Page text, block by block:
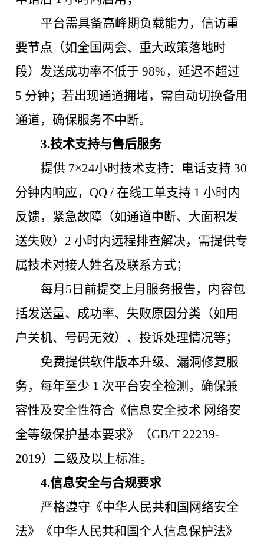
平台需具备高峰期负载能力，信访重
要节点（如全国两会、重大政策落地时
段）发送成功率不低于 98%，延迟不超过
5 分钟；若出现通道拥堵，需自动切换备用
通道，确保服务不中断。
3.技术支持与售后服务
提供 7×24小时技术支持：电话支持 30
分钟内响应，QQ / 在线工单支持 1 小时内
反馈，紧急故障（如通道中断、大面积发
送失败）2 小时内远程排查解决，需提供专
属技术对接人姓名及联系方式；
每月 5日前提交上月服务报告，内容包
括发送量、成功率、失败原因分类（如用
户关机、号码无效）、投诉处理情况等；
免费提供软件版本升级、漏洞修复服
务，每年至少 1 次平台安全检测，确保兼
容性及安全性符合《信息安全技术 网络安
全等级保护基本要求》（GB/T 22239-
2019）二级及以上标准。
4.信息安全与合规要求
严格遵守《中华人民共和国网络安全
法》《中华人民共和国个人信息保护法》